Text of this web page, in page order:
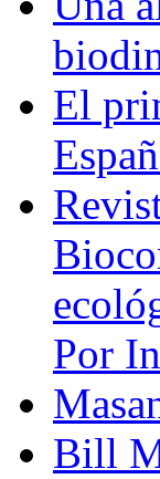
El
Por
Bill